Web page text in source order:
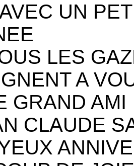
UN
LES
A
GRAND AMI
CLAUDE